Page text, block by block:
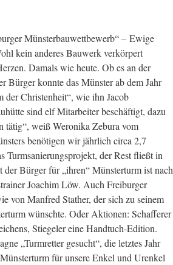
Münsterbauwettbewerb“ – Ewige
kein anderes Bauwerk verkörpert
Damals wie heute. Ob es an der
Bürger konnte das Münster ab dem Jahr
der Christenheit“, wie ihn Jacob
sind elf Mitarbeiter beschäftigt, dazu
tätig“, weiß Weronika Zebura vom
benötigen wir jährlich circa 2,7
der Rest fließt in
Bürger für „ihren“ Münsterturm ist nach
Joachim Löw. Auch Freiburger
von Manfred Stather, der sich zu seinem
wünschte. Oder Aktionen: Schafferer
Stiegeler eine Handtuch-Edition.
„Turmretter gesucht“, die letztes Jahr
für unsere Enkel und Urenkel